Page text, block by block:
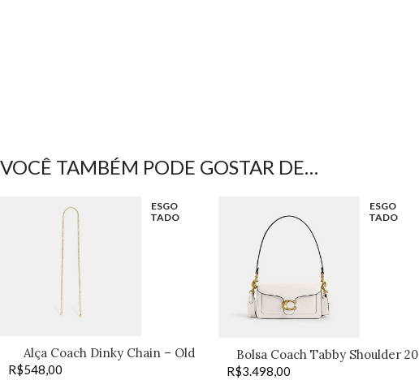
VOCÊ TAMBÉM PODE GOSTAR DE…
ESGO
TADO
Alça Coach Dinky Chain – Old
R$548,00
ESGO
TADO
Bolsa Coach Tabby Shoulder 20
R$3.498,00